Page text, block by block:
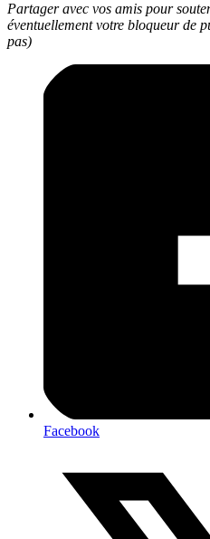
Partager avec vos amis pour
éventuellement votre bloqueur de
pas)
Facebook